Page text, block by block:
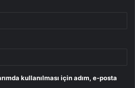
kullanılması için adım, e-posta